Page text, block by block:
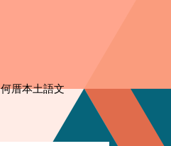
何厝本土語文